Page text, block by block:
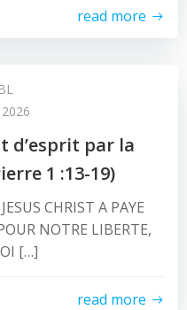
read more
d’esprit par la
1 :13-19)
CHRIST A PAYE
NOTRE LIBERTE,
[…]
read more